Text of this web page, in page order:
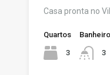
Casa pronta no
Quartos
3 3